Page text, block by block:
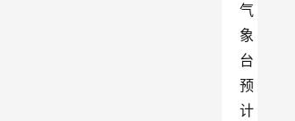
气
象
台
预
计